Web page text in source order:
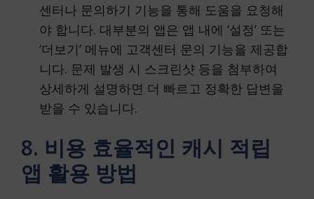
센터나 문의하기 기능을 통해 도움을 요청해
야 합니다. 대부분의 앱은 앱 내에 ‘설정’ 또는
‘더보기’ 메뉴에 고객센터 문의 기능을 제공합
니다. 문제 발생 시 스크린샷 등을 첨부하여
상세하게 설명하면 더 빠르고 정확한 답변을
받을 수 있습니다.
8. 비용 효율적인 캐시 적립
앱 활용 방법